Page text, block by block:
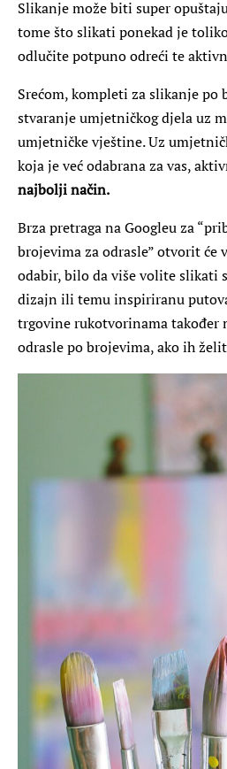
Slikanje može biti super
tome što slikati ponekad je
odlučite potpuno odreći te
Srećom, kompleti za slikanje po
stvaranje umjetničkog djela uz
umjetničke vještine. Uz
koja je već odabrana za vas,
najbolji način.
Brza pretraga na Googleu za
brojevima za odrasle” otvorit će
odabir, bilo da više volite slikati
dizajn ili temu inspiriranu
trgovine rukotvorinama također
odrasle po brojevima, ako ih